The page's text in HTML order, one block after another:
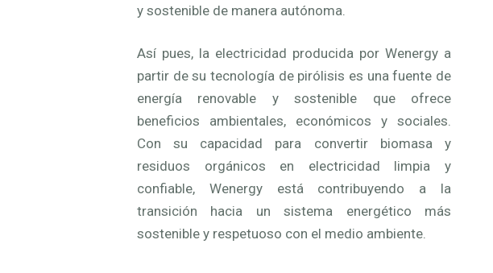
y sostenible de manera autónoma.
Así pues, la electricidad producida por Wenergy a
partir de su tecnología de pirólisis es una fuente de
energía renovable y sostenible que ofrece
beneficios ambientales, económicos y sociales.
Con su capacidad para convertir biomasa y
residuos orgánicos en electricidad limpia y
confiable, Wenergy está contribuyendo a la
transición hacia un sistema energético más
sostenible y respetuoso con el medio ambiente.